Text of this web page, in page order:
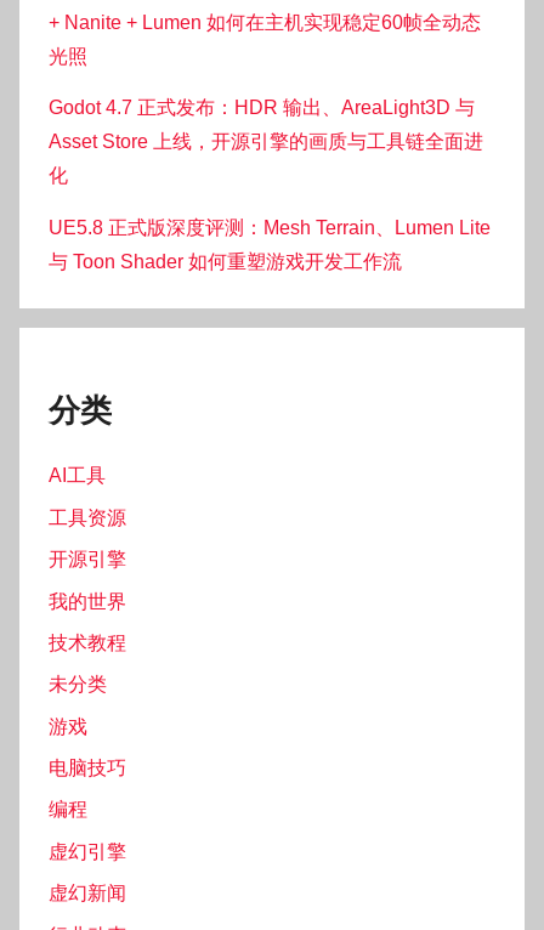
+ Nanite + Lumen 如何在主机实现稳定60帧全动态
光照
Godot 4.7 正式发布：HDR 输出、AreaLight3D 与
Asset Store 上线，开源引擎的画质与工具链全面进
化
UE5.8 正式版深度评测：Mesh Terrain、Lumen Lite
与 Toon Shader 如何重塑游戏开发工作流
分类
AI工具
工具资源
开源引擎
我的世界
技术教程
未分类
游戏
电脑技巧
编程
虚幻引擎
虚幻新闻